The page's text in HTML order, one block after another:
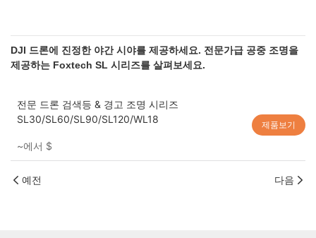
DJI 드론에 진정한 야간 시야를 제공하세요. 전문가급 공중 조명을
제공하는 Foxtech SL 시리즈를 살펴보세요.
전문 드론 검색등 & 경고 조명 시리즈
SL30/SL60/SL90/SL120/WL18
~에서 $
제품보기
예전 다음